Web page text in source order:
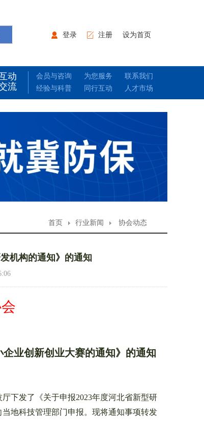
登录 注册 设为首页
动
流
会员与咨询 为您服务
联系我们
经验与科普
同行互动 人才市场
首页 行业新闻 协会动态
机构的通知》的通知
业创新创业大赛的通知》 的通知
下发了《关于申报2023年度河北省新型研
地科技管理部门申报。现将通知事项转发